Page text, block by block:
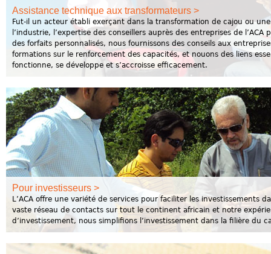
Assistance technique aux transformateurs >
Fut-il un acteur établi exerçant dans la transformation de cajou ou
l’industrie, l’expertise des conseillers auprès des entreprises de
des forfaits personnalisés, nous fournissons des conseils aux
formations sur le renforcement des capacités, et nouons des liens
fonctionne, se développe et s’accroisse efficacement.
Pour investisseurs >
L’ACA offre une variété de services pour faciliter les investissements
vaste réseau de contacts sur tout le continent africain et notre
d’investissement, nous simplifions l’investissement dans la filière du